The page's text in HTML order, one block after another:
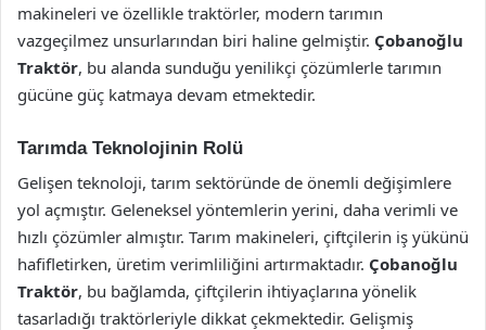
makineleri ve özellikle traktörler, modern tarımın
vazgeçilmez unsurlarından biri haline gelmiştir. Çobanoğlu
Traktör, bu alanda sunduğu yenilikçi çözümlerle tarımın
gücüne güç katmaya devam etmektedir.
Tarımda Teknolojinin Rolü
Gelişen teknoloji, tarım sektöründe de önemli değişimlere
yol açmıştır. Geleneksel yöntemlerin yerini, daha verimli ve
hızlı çözümler almıştır. Tarım makineleri, çiftçilerin iş yükünü
hafifletirken, üretim verimliliğini artırmaktadır. Çobanoğlu
Traktör, bu bağlamda, çiftçilerin ihtiyaçlarına yönelik
tasarladığı traktörleriyle dikkat çekmektedir. Gelişmiş